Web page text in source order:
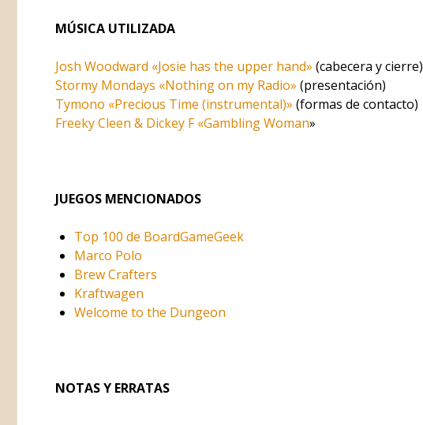
MÚSICA UTILIZADA
Josh Woodward «Josie has the upper hand» (cabecera y cierre)
Stormy Mondays «Nothing on my Radio» (presentación)
Tymono «Precious Time (instrumental)» (formas de contacto)
Freeky Cleen & Dickey F «Gambling Woman»
JUEGOS MENCIONADOS
Top 100 de BoardGameGeek
Marco Polo
Brew Crafters
Kraftwagen
Welcome to the Dungeon
NOTAS Y ERRATAS